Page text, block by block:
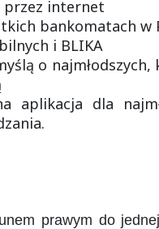
przez internet
bankomatach w
i BLIKA
o
aplikacja dla
prawym do